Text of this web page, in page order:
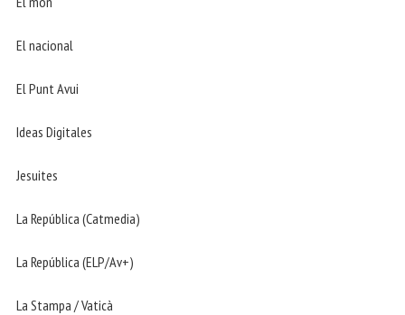
El nacional
El Punt Avui
Ideas Digitales
Jesuites
La República (Catmedia)
La República (ELP/Av+)
La Stampa / Vaticà